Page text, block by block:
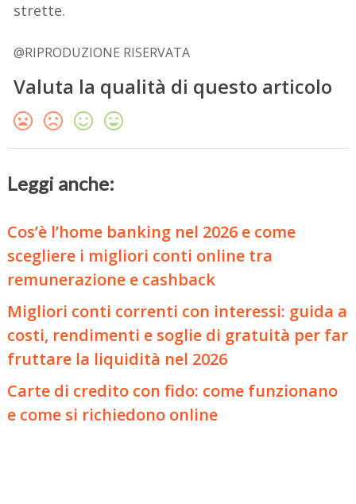
strette.
@RIPRODUZIONE RISERVATA
Valuta la qualità di questo articolo
Leggi anche:
Cos’è l’home banking nel 2026 e come
scegliere i migliori conti online tra
remunerazione e cashback
Migliori conti correnti con interessi: guida a
costi, rendimenti e soglie di gratuità per far
fruttare la liquidità nel 2026
Carte di credito con fido: come funzionano
e come si richiedono online